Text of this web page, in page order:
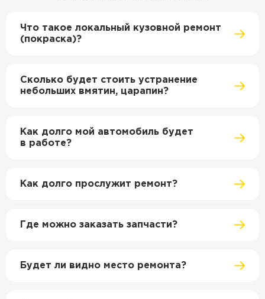
Что такое локальный кузовной ремонт
(покраска)?
Сколько будет стоить устранение
небольших вмятин, царапин?
Как долго мой автомобиль будет
в работе?
Как долго прослужит ремонт?
Где можно заказать запчасти?
Будет ли видно место ремонта?